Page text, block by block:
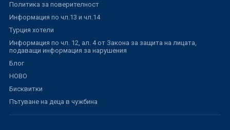
Политика за поверителност
Информация по чл.13 и чл.14
Турция хотели
Информация по чл. 12, ал. 4 от Закона за защита на лицата,
подаващи информация за нарушения
Блог
НОВО
Бисквитки
Пътуване на деца в чужбина